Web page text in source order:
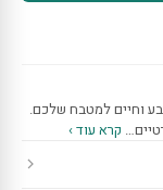
וחיים למטבח שלכם.
קרא עוד ›